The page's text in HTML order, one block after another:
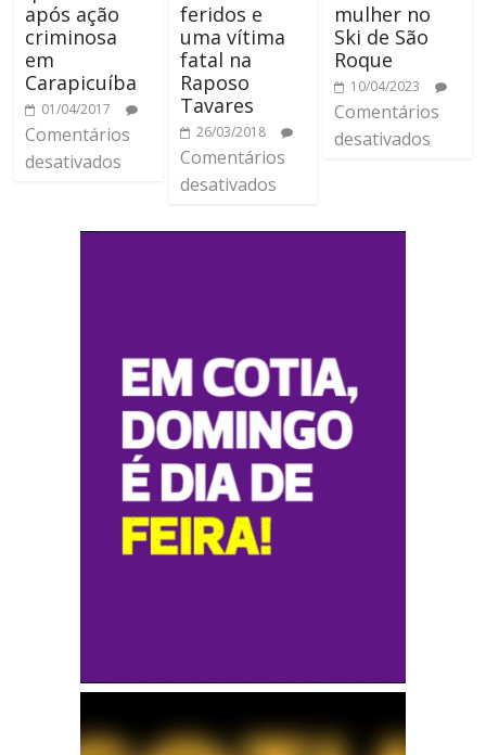
após ação
criminosa
em
Carapicuíba
01/04/2017
Comentários
desativados
feridos e
uma vítima
fatal na
Raposo
Tavares
26/03/2018
Comentários
desativados
mulher no
Ski de São
Roque
10/04/2023
Comentários
desativados